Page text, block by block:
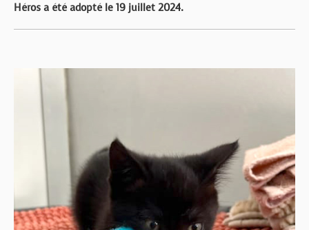
Héros a été adopté le 19 juillet 2024.